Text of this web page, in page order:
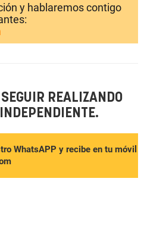
y hablaremos contigo
REALIZANDO
WhatsAPP y recibe en tu móvil